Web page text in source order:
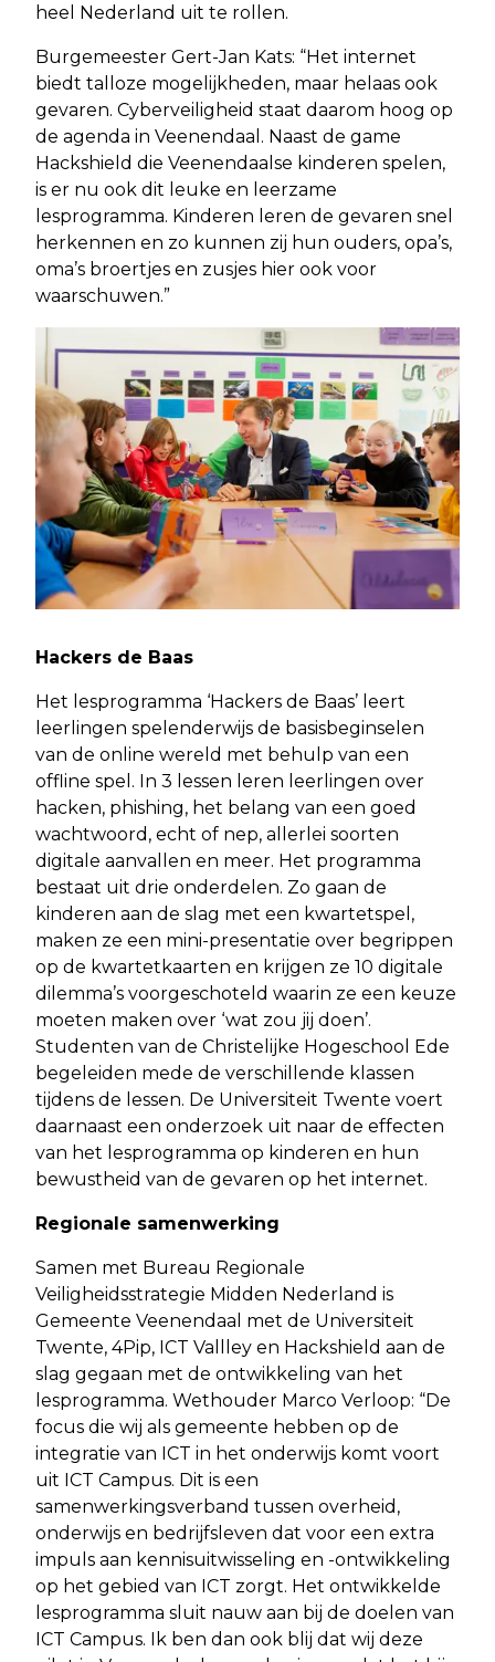
heel Nederland uit te rollen.
Burgemeester Gert-Jan Kats: “Het internet
biedt talloze mogelijkheden, maar helaas ook
gevaren. Cyberveiligheid staat daarom hoog op
de agenda in Veenendaal. Naast de game
Hackshield die Veenendaalse kinderen spelen,
is er nu ook dit leuke en leerzame
lesprogramma. Kinderen leren de gevaren snel
herkennen en zo kunnen zij hun ouders, opa’s,
oma’s broertjes en zusjes hier ook voor
waarschuwen.”
Hackers de Baas
Het lesprogramma ‘Hackers de Baas’ leert
leerlingen spelenderwijs de basisbeginselen
van de online wereld met behulp van een
offline spel. In 3 lessen leren leerlingen over
hacken, phishing, het belang van een goed
wachtwoord, echt of nep, allerlei soorten
digitale aanvallen en meer. Het programma
bestaat uit drie onderdelen. Zo gaan de
kinderen aan de slag met een kwartetspel,
maken ze een mini-presentatie over begrippen
op de kwartetkaarten en krijgen ze 10 digitale
dilemma’s voorgeschoteld waarin ze een keuze
moeten maken over ‘wat zou jij doen’.
Studenten van de Christelijke Hogeschool Ede
begeleiden mede de verschillende klassen
tijdens de lessen. De Universiteit Twente voert
daarnaast een onderzoek uit naar de effecten
van het lesprogramma op kinderen en hun
bewustheid van de gevaren op het internet.
Regionale samenwerking
Samen met Bureau Regionale
Veiligheidsstrategie Midden Nederland is
Gemeente Veenendaal met de Universiteit
Twente, 4Pip, ICT Vallley en Hackshield aan de
slag gegaan met de ontwikkeling van het
lesprogramma. Wethouder Marco Verloop: “De
focus die wij als gemeente hebben op de
integratie van ICT in het onderwijs komt voort
uit ICT Campus. Dit is een
samenwerkingsverband tussen overheid,
onderwijs en bedrijfsleven dat voor een extra
impuls aan kennisuitwisseling en -ontwikkeling
op het gebied van ICT zorgt. Het ontwikkelde
lesprogramma sluit nauw aan bij de doelen van
ICT Campus. Ik ben dan ook blij dat wij deze